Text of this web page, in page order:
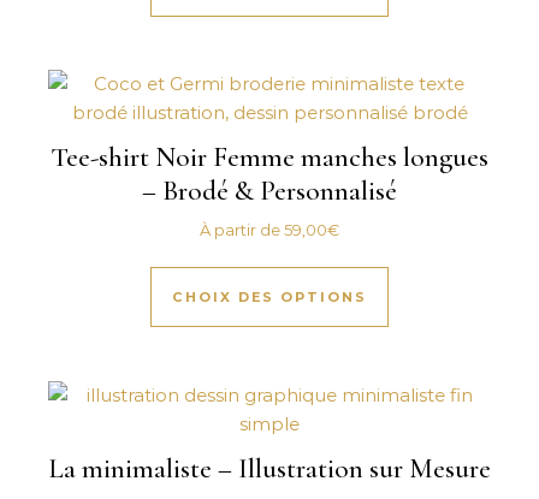
Tee-shirt Noir Femme manches longues
– Brodé & Personnalisé
À partir de59,00€
CHOIX DES OPTIONS
Ce produit a
La minimaliste – Illustration sur Mesure